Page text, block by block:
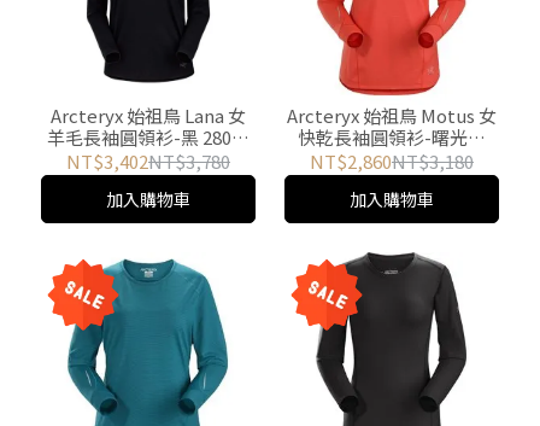
Arcteryx 始祖鳥 Lana 女
羊毛長袖圓領衫-黑 28020
游遊戶外 Yoyo Outdoor
NT$3,402NT$3,780
加入購物車
Arcteryx 始祖鳥 Motus 女
快乾長袖圓領衫-曙光紅
18907 游遊戶外 Yoyo
Outdoor
NT$2,860NT$3,180
加入購物車